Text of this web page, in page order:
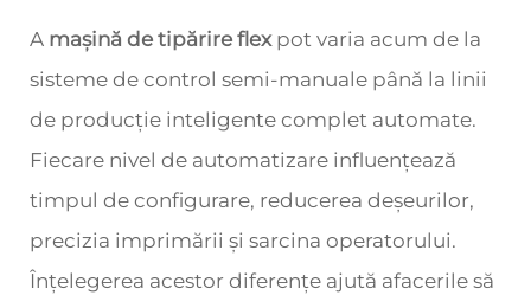
A mașină de tipărire flex pot varia acum de la
sisteme de control semi-manuale până la linii
de producție inteligente complet automate.
Fiecare nivel de automatizare influențează
timpul de configurare, reducerea deșeurilor,
precizia imprimării și sarcina operatorului.
Înțelegerea acestor diferențe ajută afacerile să